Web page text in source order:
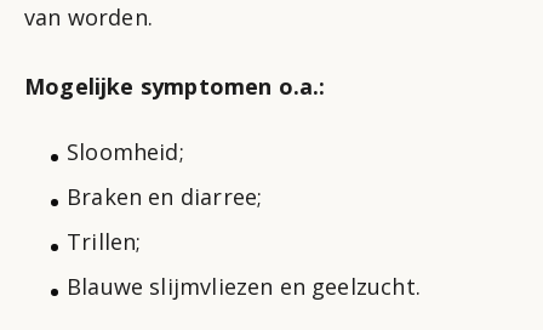
van worden.
Mogelijke symptomen o.a.:
Sloomheid;
Braken en diarree;
Trillen;
Blauwe slijmvliezen en geelzucht.